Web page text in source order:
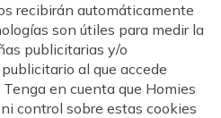
recibirán automáticamente
son útiles para medir la
publicitarias y/o
al que accede
en cuenta que Homies
control sobre estas cookies